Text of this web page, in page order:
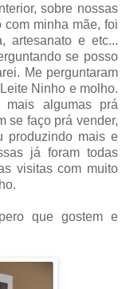
sobre nossas
com minha mãe, foi
artesanato e etc...
se posso
Me perguntaram
Ninho e molho.
mais algumas prá
se faço prá vender,
produzindo mais e
já foram todas
visitas com muito
que gostem e